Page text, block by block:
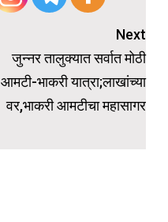
Next
जुन्नर तालुक्यात सर्वात मोठी
आमटी-भाकरी यात्रा;लाखांच्या
वर,भाकरी आमटीचा महासागर